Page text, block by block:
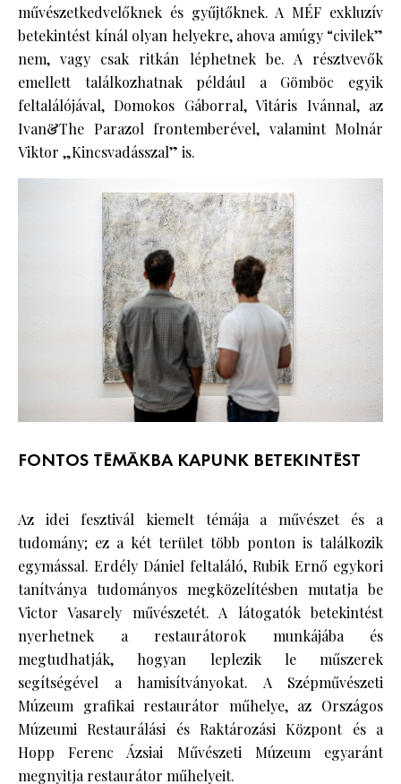
művészetkedvelőknek és gyűjtőknek. A MÉF exkluzív
betekintést kínál olyan helyekre, ahova amúgy “civilek”
nem, vagy csak ritkán léphetnek be. A résztvevők
emellett találkozhatnak például a Gömböc egyik
feltalálójával, Domokos Gáborral, Vitáris Ivánnal, az
Ivan&The Parazol frontemberével, valamint Molnár
Viktor „Kincsvadásszal” is.
FONTOS TÉMÁKBA KAPUNK BETEKINTÉST
Az idei fesztivál kiemelt témája a művészet és a
tudomány; ez a két terület több ponton is találkozik
egymással. Erdély Dániel feltaláló, Rubik Ernő egykori
tanítványa tudományos megközelítésben mutatja be
Victor Vasarely művészetét. A látogatók betekintést
nyerhetnek a restaurátorok munkájába és
megtudhatják, hogyan leplezik le műszerek
segítségével a hamisítványokat. A Szépművészeti
Múzeum grafikai restaurátor műhelye, az Országos
Múzeumi Restaurálási és Raktározási Központ és a
Hopp Ferenc Ázsiai Művészeti Múzeum egyaránt
megnyitja restaurátor műhelyeit.